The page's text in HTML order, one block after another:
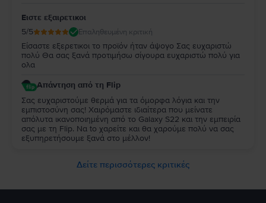
Ειστε εξαιρετικοι
5/5 Επαληθευμένη κριτική
Είσαστε εξερετικοι το προϊόν ήταν άψογο Σας ευχαριστώ
πολύ Θα σας ξανά προτιμήσω σίγουρα ευχαριστώ πολύ για
ολα
Απάντηση από τη Flip
Σας ευχαριστούμε θερμά για τα όμορφα λόγια και την
εμπιστοσύνη σας! Χαιρόμαστε ιδιαίτερα που μείνατε
απόλυτα ικανοποιημένη από τo Galaxy S22 και την εμπειρία
σας με τη Flip. Να to χαρείτε και θα χαρούμε πολύ να σας
εξυπηρετήσουμε ξανά στο μέλλον!
Δείτε περισσότερες κριτικές